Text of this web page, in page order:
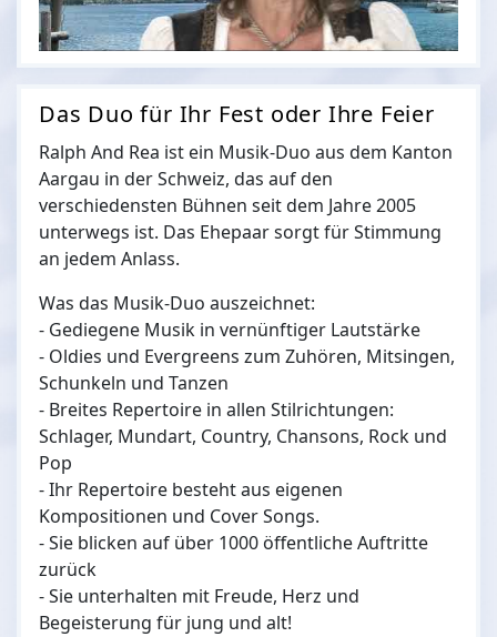
Das Duo für Ihr Fest oder Ihre Feier
Ralph And Rea ist ein Musik-Duo aus dem Kanton
Aargau in der Schweiz, das auf den
verschiedensten Bühnen seit dem Jahre 2005
unterwegs ist. Das Ehepaar sorgt für Stimmung
an jedem Anlass.
Was das Musik-Duo auszeichnet:
- Gediegene Musik in vernünftiger Lautstärke
- Oldies und Evergreens zum Zuhören, Mitsingen,
Schunkeln und Tanzen
- Breites Repertoire in allen Stilrichtungen:
Schlager, Mundart, Country, Chansons, Rock und
Pop
- Ihr Repertoire besteht aus eigenen
Kompositionen und Cover Songs.
- Sie blicken auf über 1000 öffentliche Auftritte
zurück
- Sie unterhalten mit Freude, Herz und
Begeisterung für jung und alt!